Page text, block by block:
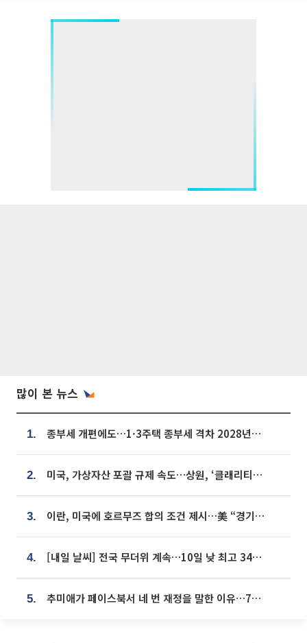
많이 본 뉴스
1. 종부세 개편에도…1·3주택 종부세 격차 2028년부터 확대
2. 미국, 가상자산 포괄 규제 속도…상원, ‘클래리티법’ 9월 절차투표 추진
3. 이란, 미국에 호르무즈 합의 조건 제시…美 “경기 아직 안 끝나” [종합]
4. [내일 날씨] 전국 무더위 계속…10일 낮 최고 34도 육박
5. 추미애가 페이스북서 네 번 재정을 말한 이유…7700억 추경 열쇠는 도의회에